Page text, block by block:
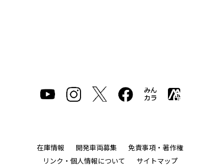
在庫情報 開発車両募集
免責事項・著作権
リンク・個人情報について
サイトマップ